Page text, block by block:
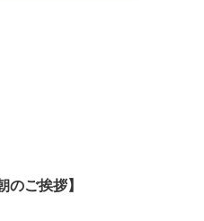
ご挨拶】